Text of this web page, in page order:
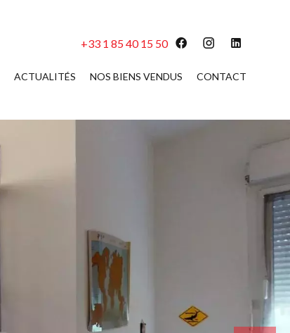
+33 1 85 40 15 50
ACTUALITÉS NOS BIENS VENDUS CONTACT